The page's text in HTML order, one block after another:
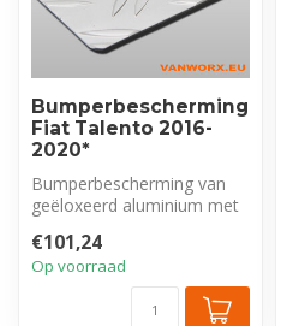
Bumperbescherming
Fiat Talento 2016-
2020*
Bumperbescherming van
geëloxeerd aluminium met
Fia...
€101,24
Op voorraad